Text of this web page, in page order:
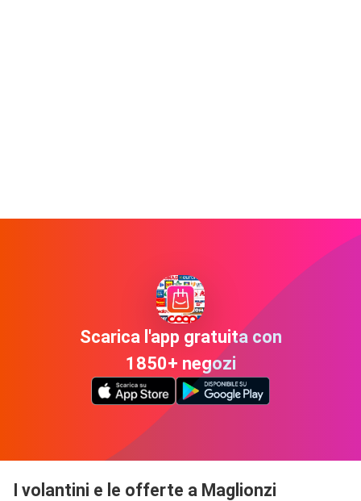
Scarica l'app gratuita con
1850+ negozi
I volantini e le offerte a Maglionzi